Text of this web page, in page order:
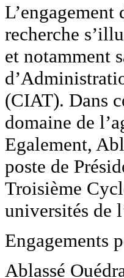
recherche
et notamment
(CIAT). Dans
domaine de
Egalement,
poste de
Troisième
universités de
Engagements
Ablassé